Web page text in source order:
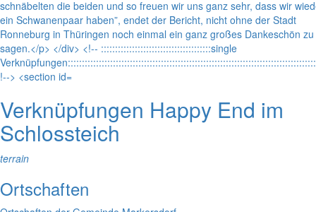
Verknüpfungen Happy End im
Schlossteich
terrain
Ortschaften